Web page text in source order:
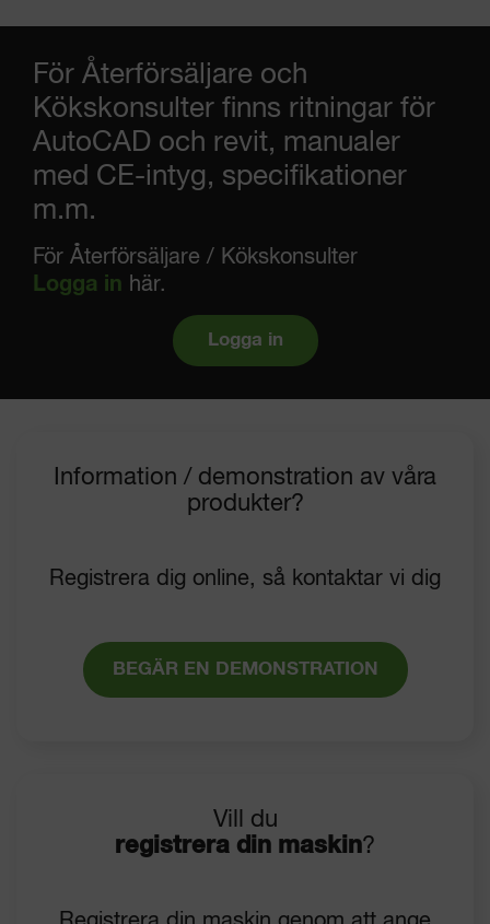
För Återförsäljare och
Kökskonsulter finns ritningar för
AutoCAD och revit, manualer
med CE-intyg, specifikationer
m.m.
För Återförsäljare / Kökskonsulter
Logga in här.
Logga in
Information / demonstration av våra
produkter?
Registrera dig online, så kontaktar vi dig
BEGÄR EN DEMONSTRATION
Vill du
registrera din maskin?